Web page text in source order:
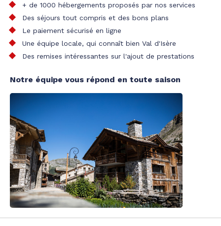
+ de 1000 hébergements proposés par nos services
Des séjours tout compris et des bons plans
Le paiement sécurisé en ligne
Une équipe locale, qui connaît bien Val d'Isère
Des remises intéressantes sur l'ajout de prestations
Notre équipe vous répond en toute saison